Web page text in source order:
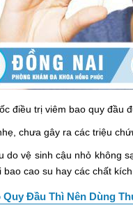
điều trị viêm bao quy đầu
chưa gây ra các triệu
do vệ sinh cậu nhỏ không
cao su hay các chất kích
Quy Đầu Thì Nên Dùng